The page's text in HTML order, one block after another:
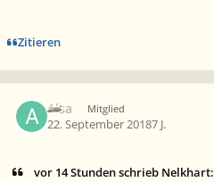
Zitieren
Alsa Mitglied
22. September 20187 J.
vor 14 Stunden schrieb Nelkhart: